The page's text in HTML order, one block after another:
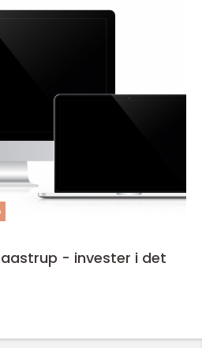
- invester i det